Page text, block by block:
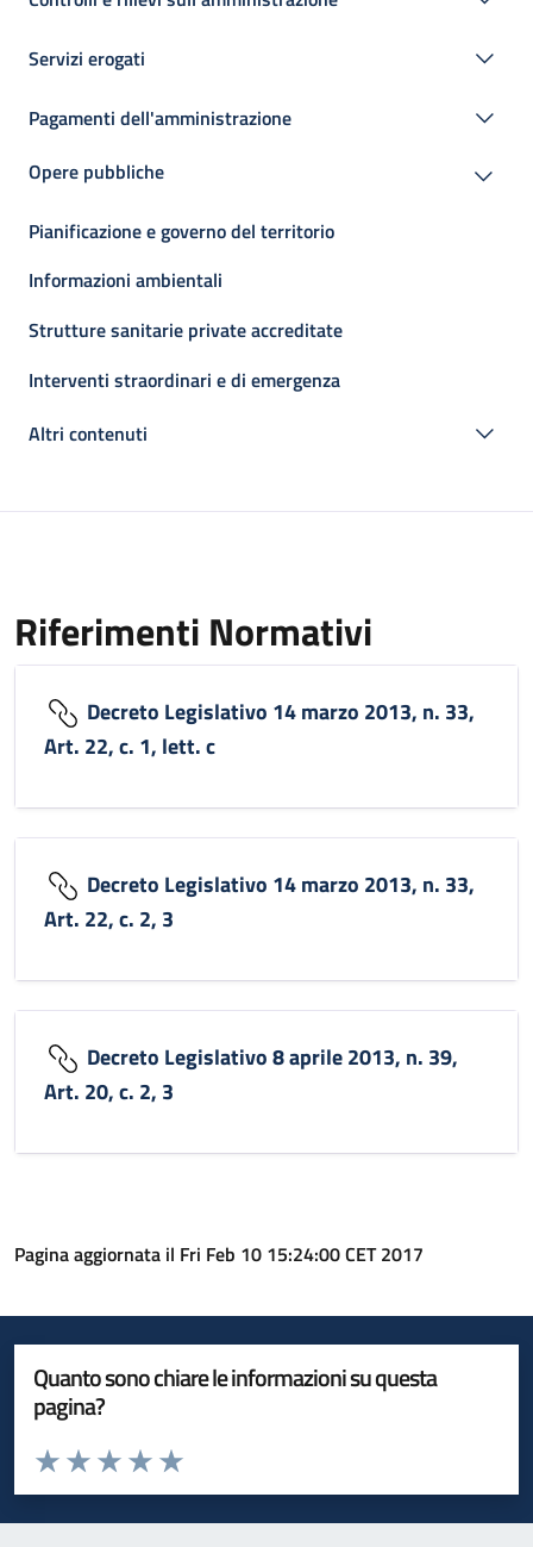
Servizi erogati
Pagamenti dell'amministrazione
Opere pubbliche
Pianificazione e governo del territorio
Informazioni ambientali
Strutture sanitarie private accreditate
Interventi straordinari e di emergenza
Altri contenuti
Riferimenti Normativi
Decreto Legislativo 14 marzo 2013, n. 33,
Art. 22, c. 1, lett. c
Decreto Legislativo 14 marzo 2013, n. 33,
Art. 22, c. 2, 3
Decreto Legislativo 8 aprile 2013, n. 39,
Art. 20, c. 2, 3
Pagina aggiornata il Fri Feb 10 15:24:00 CET 2017
Quanto sono chiare le informazioni su questa
pagina?
Valuta da 1 a 5 stelle la pagina
Valuta 5 stelle su 5
Valuta 4 stelle su 5
Valuta 3 stelle su 5
Valuta 2 stelle su 5
Valuta 1 stelle su 5